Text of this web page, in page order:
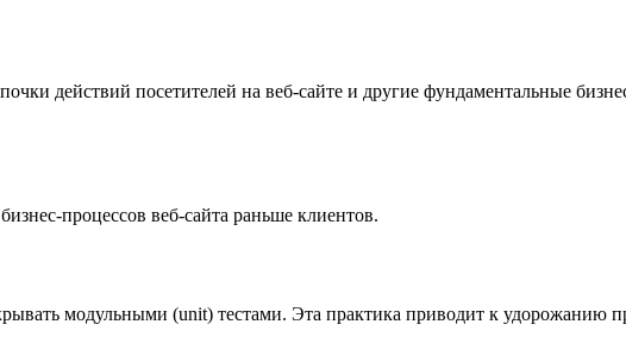
действий посетителей на веб-сайте и другие фундаментальные
процессов веб-сайта раньше клиентов.
модульными (unit) тестами. Эта практика приводит к удорожанию